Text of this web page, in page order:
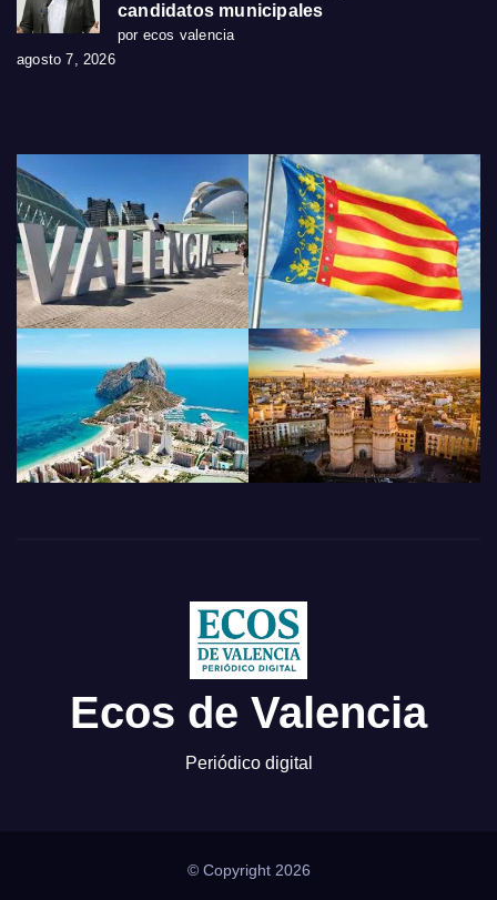
candidatos municipales
por ecos valencia
agosto 7, 2026
Ecos de Valencia
Periódico digital
© Copyright 2026